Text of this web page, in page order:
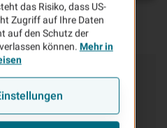
& Kontakt
finden Sie alles rund um
das Risiko, dass US-
Zugriff auf Ihre Daten
auf den Schutz der
können. Mehr in